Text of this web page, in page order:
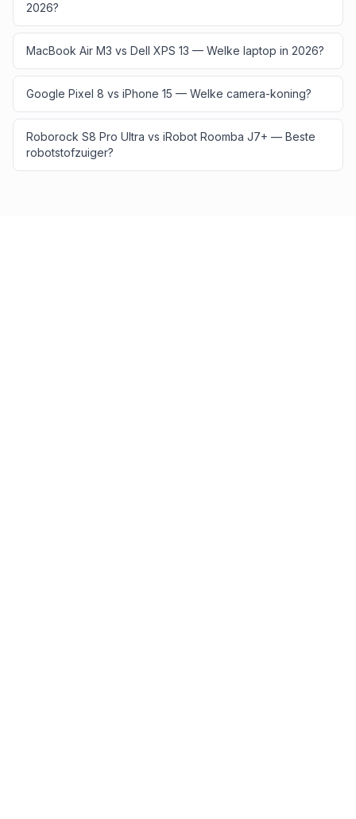
2026?
MacBook Air M3 vs Dell XPS 13 — Welke laptop in 2026?
Google Pixel 8 vs iPhone 15 — Welke camera-koning?
Roborock S8 Pro Ultra vs iRobot Roomba J7+ — Beste
robotstofzuiger?